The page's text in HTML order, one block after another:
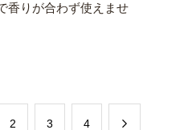
香りが合わず使えませ
​2 ​3 ​4